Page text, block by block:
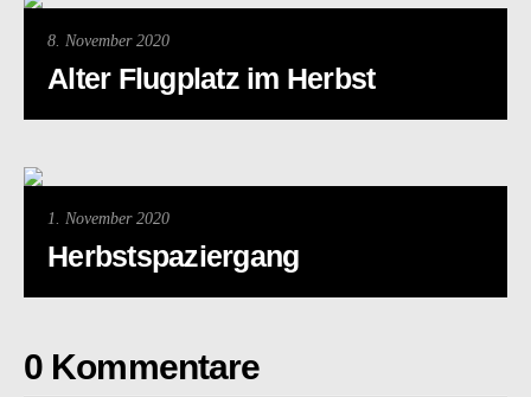
8. November 2020
Alter Flugplatz im Herbst
1. November 2020
Herbstspaziergang
0 Kommentare